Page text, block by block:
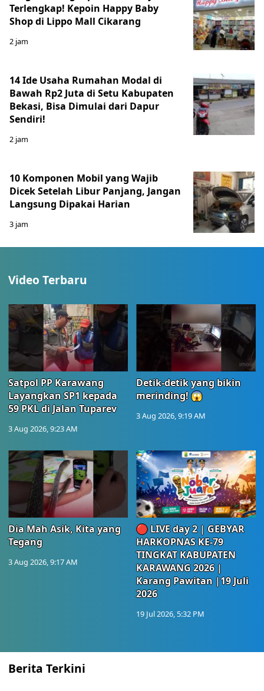
Terlengkap! Kepoin Happy Baby
Shop di Lippo Mall Cikarang
2 jam
14 Ide Usaha Rumahan Modal di
Bawah Rp2 Juta di Setu Kabupaten
Bekasi, Bisa Dimulai dari Dapur
Sendiri!
2 jam
10 Komponen Mobil yang Wajib
Dicek Setelah Libur Panjang, Jangan
Langsung Dipakai Harian
3 jam
Video Terbaru
Satpol PP Karawang
Layangkan SP1 kepada
59 PKL di Jalan Tuparev
3 Aug 2026, 9:23 AM
Detik-detik yang bikin
merinding! 😱
3 Aug 2026, 9:19 AM
Dia Mah Asik, Kita yang
Tegang
3 Aug 2026, 9:17 AM
🔴 LIVE day 2 | GEBYAR
HARKOPNAS KE-79
TINGKAT KABUPATEN
KARAWANG 2026 |
Karang Pawitan |19 Juli
2026
19 Jul 2026, 5:32 PM
Berita Terkini